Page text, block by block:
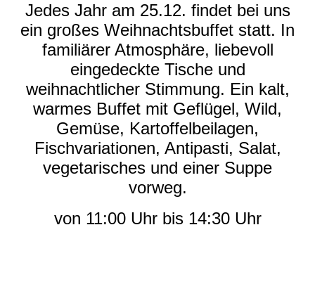
Jedes Jahr am 25.12. findet bei uns
ein großes Weihnachtsbuffet statt. In
familiärer Atmosphäre, liebevoll
eingedeckte Tische und
weihnachtlicher Stimmung. Ein kalt,
warmes Buffet mit Geflügel, Wild,
Gemüse, Kartoffelbeilagen,
Fischvariationen, Antipasti, Salat,
vegetarisches und einer Suppe
vorweg.
von 11:00 Uhr bis 14:30 Uhr